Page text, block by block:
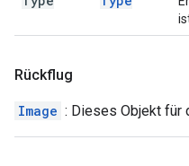
Rückflug
Image : Dieses Objekt für